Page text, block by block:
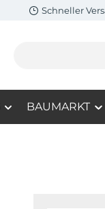
Schneller
BAUMARKT